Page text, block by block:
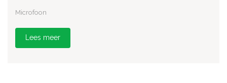
Microfoon
Lees meer